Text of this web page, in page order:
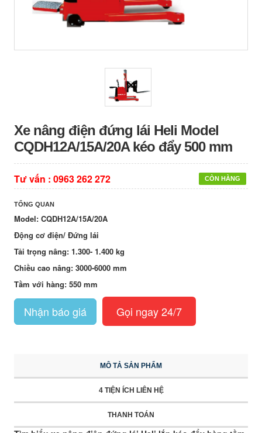
Xe nâng điện đứng lái Heli Model
CQDH12A/15A/20A kéo đẩy 500 mm
CÒN HÀNG
Tư vấn : 0963 262 272
TỔNG QUAN
Model: CQDH12A/15A/20A
Động cơ điện/ Đứng lái
Tải trọng nâng: 1.300- 1.400 kg
Chiều cao nâng: 3000-6000 mm
Tầm với hàng: 550 mm
Nhận báo giá Gọi ngay 24/7
MÔ TẢ SẢN PHẨM
4 TIỆN ÍCH LIÊN HỆ
THANH TOÁN